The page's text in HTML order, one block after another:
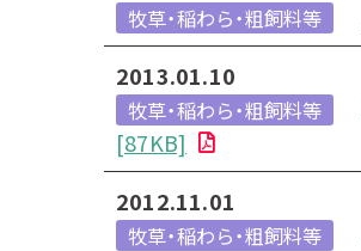
牧草・稲わら・粗飼料等
2013.01.10
牧草・稲わら・粗飼料等
[87KB]
2012.11.01
牧草・稲わら・粗飼料等